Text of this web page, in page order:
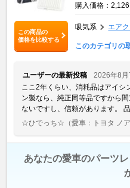
この商品の
価格を比較する
購入価格：
吸気系 エア
このカテゴリの
ユーザーの最新投稿
2026年8月
ここ2年くらい、消耗品はアイシ
ン製なら、純正同等品ですから
ないですし、信頼があります。
☆ひでっち☆ （愛車：トヨタ ノア
あなたの愛車のパーツ